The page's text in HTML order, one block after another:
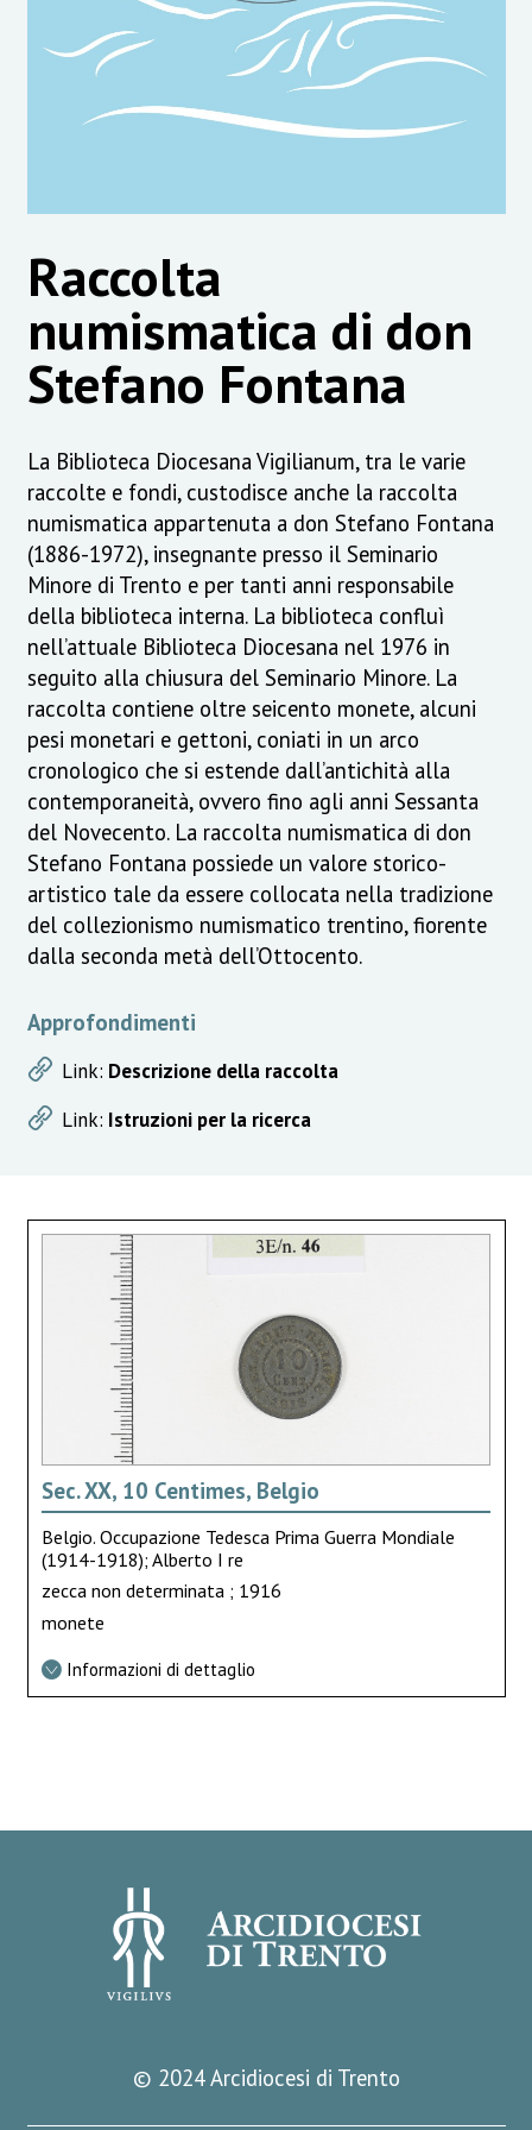
Raccolta
numismatica di don
Stefano Fontana
La Biblioteca Diocesana Vigilianum, tra le varie
raccolte e fondi, custodisce anche la raccolta
numismatica appartenuta a don Stefano Fontana
(1886-1972), insegnante presso il Seminario
Minore di Trento e per tanti anni responsabile
della biblioteca interna. La biblioteca confluì
nell’attuale Biblioteca Diocesana nel 1976 in
seguito alla chiusura del Seminario Minore. La
raccolta contiene oltre seicento monete, alcuni
pesi monetari e gettoni, coniati in un arco
cronologico che si estende dall’antichità alla
contemporaneità, ovvero fino agli anni Sessanta
del Novecento. La raccolta numismatica di don
Stefano Fontana possiede un valore storico-
artistico tale da essere collocata nella tradizione
del collezionismo numismatico trentino, fiorente
dalla seconda metà dell’Ottocento.
Approfondimenti
Link: Descrizione della raccolta
Link: Istruzioni per la ricerca
Sec. XX, 10 Centimes, Belgio
Belgio. Occupazione Tedesca Prima Guerra Mondiale
(1914-1918); Alberto I re
zecca non determinata ; 1916
monete
Informazioni di dettaglio
© 2024 Arcidiocesi di Trento